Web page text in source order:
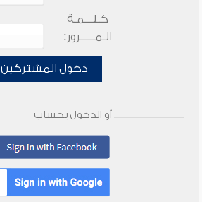
كـلـــمـة
الـمـــــرور:
دخول المشتركين
أو الدخول بحساب